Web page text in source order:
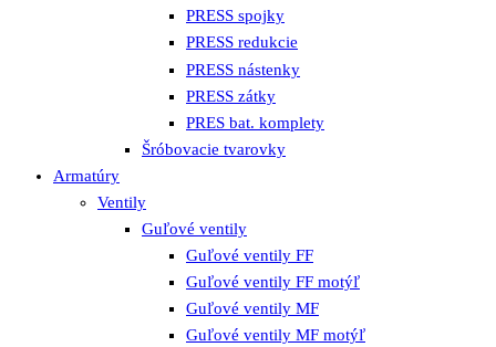
PRESS spojky
PRESS redukcie
PRESS nástenky
PRESS zátky
PRES bat. komplety
Šróbovacie tvarovky
Armatúry
Ventily
Guľové ventily
Guľové ventily FF
Guľové ventily FF motýľ
Guľové ventily MF
Guľové ventily MF motýľ